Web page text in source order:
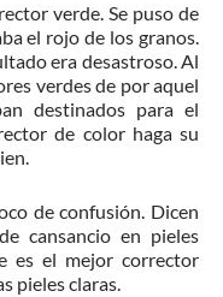
verde. Se puso de
el rojo de los granos.
era desastroso. Al
verdes de por aquel
destinados para el
de color haga su
de confusión. Dicen
cansancio en pieles
es el mejor corrector
pieles claras.